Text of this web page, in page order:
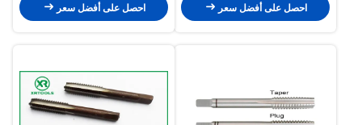
احصل على أفضل سعر
احصل على أفضل سعر